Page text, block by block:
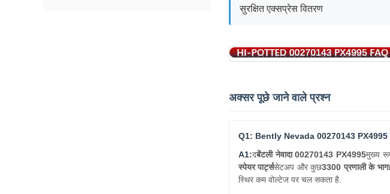
सुरक्षित एक्सप्रेस वितरण
अक्सर पूछे जाने वाले प्रश्न
Q1: Bently Nevada 00270143 PX4995
A1:दबेंटली नेवादा 00270143 PX4995मुख्य
स्पेयर पार्ट्ससेटअप और कुछ3300 प्रणाली के भाग
स्थिर कम वोल्टेज पर चल सकता है.